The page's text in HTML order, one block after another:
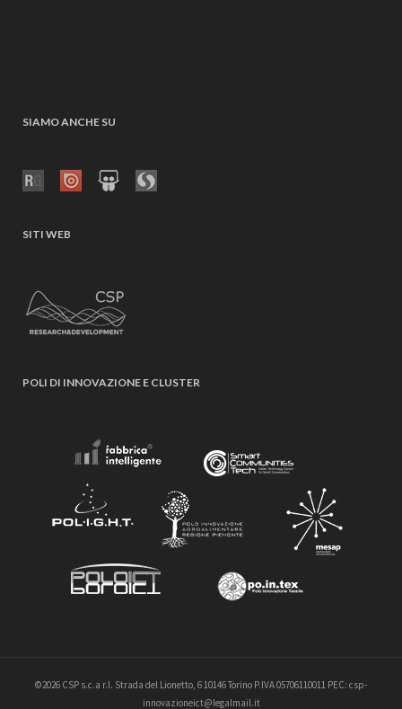
SIAMO ANCHE SU
SITI WEB
POLI DI INNOVAZIONE E CLUSTER
©2026 CSP s.c.a r.l. Strada del Lionetto, 6 10146 Torino P.IVA 05706110011 PEC: csp-
innovazioneict@legalmail.it